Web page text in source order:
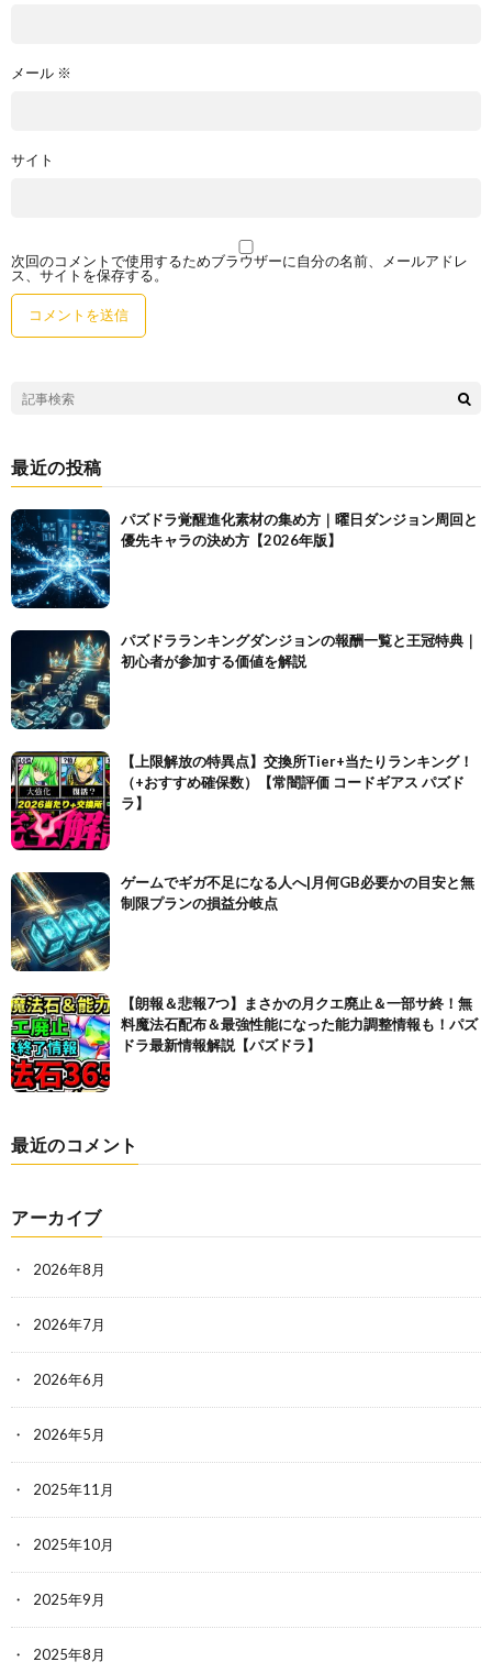
メール ※
サイト
次回のコメントで使用するためブラウザーに自分の名前、メールアドレ
ス、サイトを保存する。
最近の投稿
パズドラ覚醒進化素材の集め方｜曜日ダンジョン周回と
優先キャラの決め方【2026年版】
パズドラランキングダンジョンの報酬一覧と王冠特典｜
初心者が参加する価値を解説
【上限解放の特異点】交換所Tier+当たりランキング！
（+おすすめ確保数）【常闇評価 コードギアス パズド
ラ】
ゲームでギガ不足になる人へ|月何GB必要かの目安と無
制限プランの損益分岐点
【朗報＆悲報7つ】まさかの月クエ廃止＆一部サ終！無
料魔法石配布＆最強性能になった能力調整情報も！パズ
ドラ最新情報解説【パズドラ】
最近のコメント
アーカイブ
2026年8月
2026年7月
2026年6月
2026年5月
2025年11月
2025年10月
2025年9月
2025年8月